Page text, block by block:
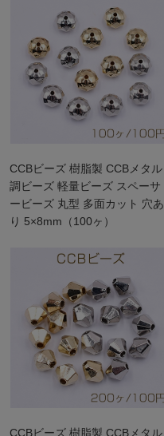
CCBビーズ 樹脂製 CCBメタル
調ビーズ 軽量ビーズ スペーサ
ービーズ 丸型 多面カット 穴あ
り 5×8mm（100ヶ）
CCBビーズ 樹脂製 CCBメタル